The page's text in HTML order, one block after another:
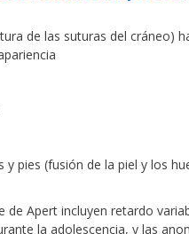
de las suturas del cráneo)
y pies (fusión de la piel y los
de Apert incluyen retardo
la adolescencia, y las